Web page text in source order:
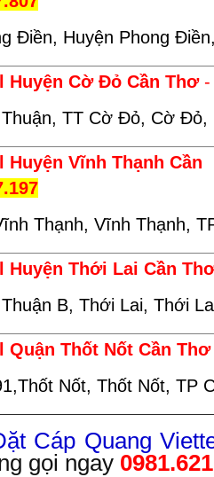
Điền, Huyện Phong
Huyện Cờ Đỏ Cần Thơ
TT Cờ Đỏ, Cờ Đỏ,
Vĩnh Thạnh Cần
Thạnh, Vĩnh Thạnh,
Huyện Thới Lai Cần
B, Thới Lai, Thới
Quận Thốt Nốt Cần Thơ
Nốt, Thốt Nốt, TP
Cáp Quang
gọi ngay